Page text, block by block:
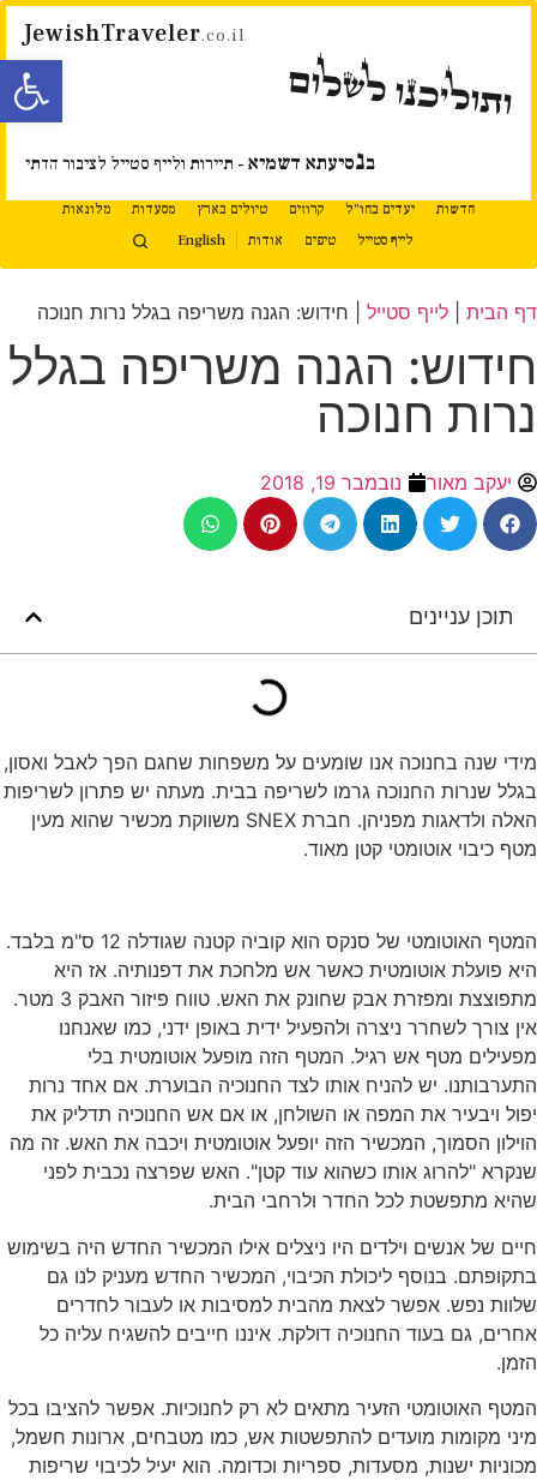
JewishTraveler.co.il
ותוליכנו לשלום
בנסיעתא דשמיא - תיירות ולייף סטייל לציבור הדתי
חדשות יעדים בחו"ל קרוזים טיולים בארץ מסעדות
מלונאות
לייף סטייל
טיפים אודות English
דף הבית לייף סטייל חידוש: הגנה משריפה בגלל נרות חנוכה
חידוש: הגנה משריפה בגלל
נרות חנוכה
יעקב מאור נובמבר 19, 2018
תוכן עניינים
מידי שנה בחנוכה אנו שומעים על משפחות שחגם הפך לאבל ואסון,
בגלל שנרות החנוכה גרמו לשריפה בבית. מעתה יש פתרון לשריפות
האלה ולדאגות מפניהן. חברת SNEX משווקת מכשיר שהוא מעין
מטף כיבוי אוטומטי קטן מאוד.
המטף האוטומטי של סנקס הוא קוביה קטנה שגודלה 12 ס"מ בלבד.
היא פועלת אוטומטית כאשר אש מלחכת את דפנותיה. אז היא
מתפוצצת ומפזרת אבק שחונק את האש. טווח פיזור האבק 3 מטר.
אין צורך לשחרר ניצרה ולהפעיל ידית באופן ידני, כמו שאנחנו
מפעילים מטף אש רגיל. המטף הזה מופעל אוטומטית בלי
התערבותנו. יש להניח אותו לצד החנוכיה הבוערת. אם אחד נרות
יפול ויבעיר את המפה או השולחן, או אם אש החנוכיה תדליק את
הוילון הסמוך, המכשיר הזה יופעל אוטומטית ויכבה את האש. זה מה
שנקרא "להרוג אותו כשהוא עוד קטן". האש שפרצה נכבית לפני
שהיא מתפשטת לכל החדר ולרחבי הבית.
חיים של אנשים וילדים היו ניצלים אילו המכשיר החדש היה בשימוש
בתקופתם. בנוסף ליכולת הכיבוי, המכשיר החדש מעניק לנו גם
שלוות נפש. אפשר לצאת מהבית למסיבות או לעבור לחדרים
אחרים, גם בעוד החנוכיה דולקת. איננו חייבים להשגיח עליה כל
הזמן.
המטף האוטומטי הזעיר מתאים לא רק לחנוכיות. אפשר להציבו בכל
מיני מקומות מועדים להתפשטות אש, כמו מטבחים, ארונות חשמל,
מכוניות ישנות, מסעדות, ספריות וכדומה. הוא יעיל לכיבוי שריפות
פתח